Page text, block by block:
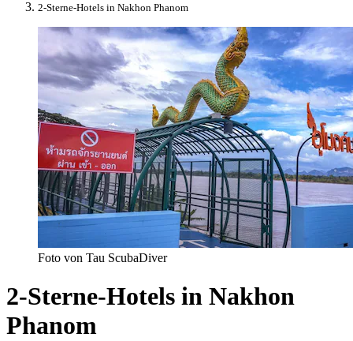
2-Sterne-Hotels in Nakhon Phanom
Foto von Tau ScubaDiver
2-Sterne-Hotels in Nakhon
Phanom